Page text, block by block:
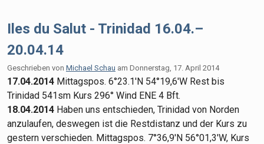
Iles du Salut - Trinidad 16.04.–
20.04.14
Geschrieben von Michael Schau am Donnerstag, 17. April 2014
17.04.2014 Mittagspos. 6°23.1'N 54°19,6'W Rest bis
Trinidad 541sm Kurs 296° Wind ENE 4 Bft.
18.04.2014 Haben uns entschieden, Trinidad von Norden
anzulaufen, deswegen ist die Restdistanz und der Kurs zu
gestern verschieden. Mittagspos. 7°36,9'N 56°01,3'W, Kurs